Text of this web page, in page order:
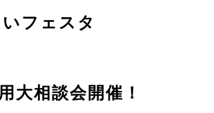
フェスタ
大相談会開催！